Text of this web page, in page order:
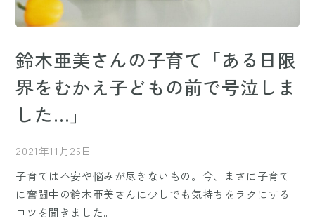
鈴木亜美さんの子育て「ある日限
界をむかえ子どもの前で号泣しま
した…」
2021年11月25日
子育ては不安や悩みが尽きないもの。今、まさに子育て
に奮闘中の鈴木亜美さんに少しでも気持ちをラクにする
コツを聞きました。